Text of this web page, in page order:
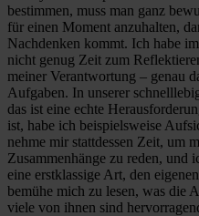
bestimmen, muss man ganz
für einen Moment anzuhalten,
Nachdenken kommt. Ich habe
nicht genug Zeit zum
meiner Verantwortung – genau
Aufgaben. In unserer
das ist eine echte
ist, habe ich beispielsweise
nehme mir stattdessen Zeit, um
Zusammenhänge zu reden, und
eine erstklassige Art, den
bemühe mich zu lesen, was die
viele von ihnen sind